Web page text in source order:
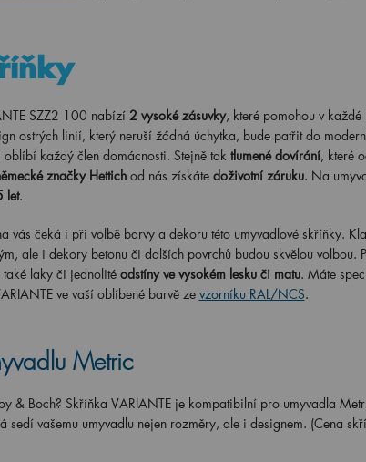
SZZ2 100 nabízí 2 vysoké zásuvky, které pomohou v
ostrých linií, který neruší žádná úchytka, bude patřit do
oblíbí každý člen domácnosti. Stejně tak tlumené dovírání, které
značky Hettichod nás získáte doživotní záruku. Na
let.
vás čeká i při volbě barvy a dekoru této umyvadlové skříňky.
ale i dekory betonu či dalších povrchů budou skvělou volbou.
laky či jednolité odstíny ve vysokém lesku či matu. Máte
ve vaší oblíbené barvě ze vzorníku RAL/NCS.
Metric
& Boch? Skříňka VARIANTE je kompatibilní pro umyvadla
sedí vašemu umyvadlu nejen rozměry, ale i designem. (Cena